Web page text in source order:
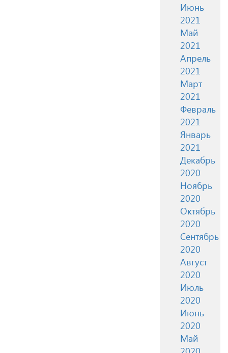
Июнь
2021
Май
2021
Апрель
2021
Март
2021
Февраль
2021
Январь
2021
Декабрь
2020
Ноябрь
2020
Октябрь
2020
Сентябрь
2020
Август
2020
Июль
2020
Июнь
2020
Май